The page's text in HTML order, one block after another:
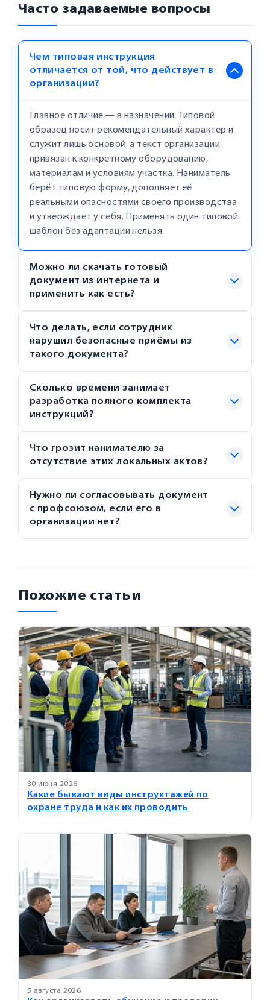
Часто задаваемые вопросы
Чем типовая инструкция
отличается от той, что действует в
организации?
Главное отличие — в назначении. Типовой
образец носит рекомендательный характер и
служит лишь основой, а текст организации
привязан к конкретному оборудованию,
материалам и условиям участка. Наниматель
берёт типовую форму, дополняет её
реальными опасностями своего производства
и утверждает у себя. Применять один типовой
шаблон без адаптации нельзя.
Можно ли скачать готовый
документ из интернета и
применить как есть?
Что делать, если сотрудник
нарушил безопасные приёмы из
такого документа?
Сколько времени занимает
разработка полного комплекта
инструкций?
Что грозит нанимателю за
отсутствие этих локальных актов?
Нужно ли согласовывать документ
с профсоюзом, если его в
организации нет?
Похожие статьи
30 июня 2026
Какие бывают виды инструктажей по
охране труда и как их проводить
5 августа 2026